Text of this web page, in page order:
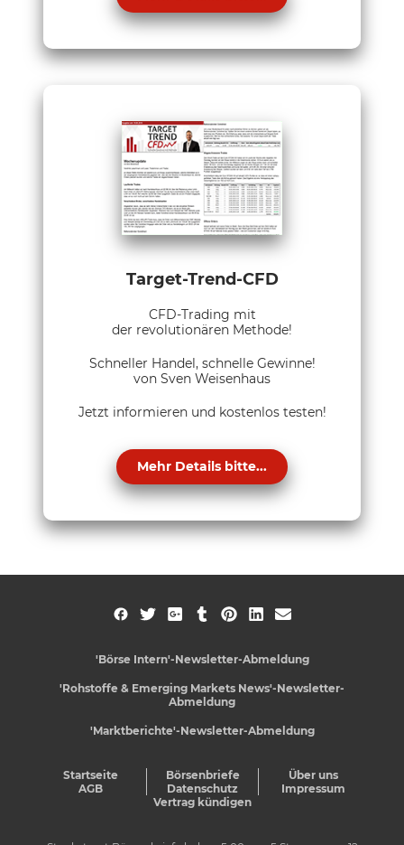
Target-Trend-CFD
CFD-Trading mit
der revolutionären Methode!
Schneller Handel, schnelle Gewinne!
von Sven Weisenhaus
Jetzt informieren und kostenlos testen!
Mehr Details bitte...
'Börse Intern'-Newsletter-Abmeldung
'Rohstoffe & Emerging Markets News'-Newsletter-
Abmeldung
'Marktberichte'-Newsletter-Abmeldung
Startseite Börsenbriefe
Über uns
AGB
Datenschutz
Impressum
Vertrag kündigen